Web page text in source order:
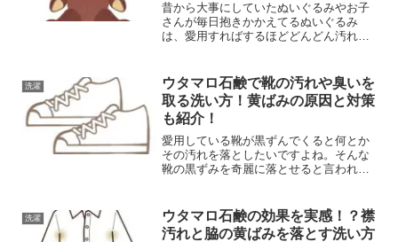
昔から大事にしていたぬいぐるみやお子
さんが毎日抱きかかえてるぬいぐるみ
は、愛用すればするほどどんどん汚れが
垢以外にも食べこぼしや土汚れなど、不
衛生な汚れが付着しがちです...
洗濯
ウタマロ石鹸で靴の汚れや臭いを
取る洗い方！黄ばみの原因と対策
も紹介！
愛用している靴が黒ずんでくると何とか
その汚れを落としたいですよね。そんな
靴の黒ずみを奇麗に落とせると言われて
ンコな汚れ専用の部分洗い用石鹸です。
通常の洗濯では落ちにくい...
洗濯
ウタマロ石鹸の効果を実感！？襟
汚れと脇の黄ばみを落とす洗い方